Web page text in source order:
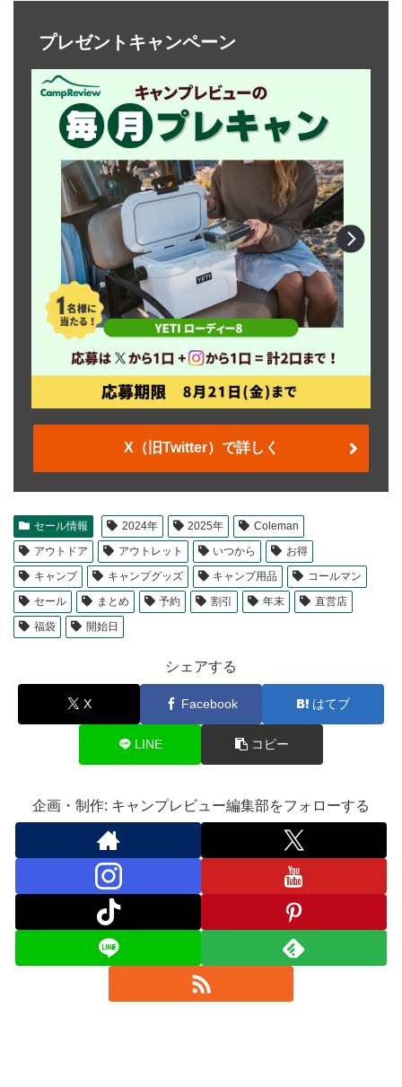
プレゼントキャンペーン
X（旧Twitter）で詳しく
セール情報 2024年 2025年
Coleman
アウトドア
アウトレット いつから
お得
キャンプ
キャンプグッズ キャンプ用品
コールマン
セール
まとめ 予約 割引 年末
直営店
福袋
開始日
シェアする
X Facebook はてブ
LINE コピー
企画・制作: キャンプレビュー編集部をフォローする